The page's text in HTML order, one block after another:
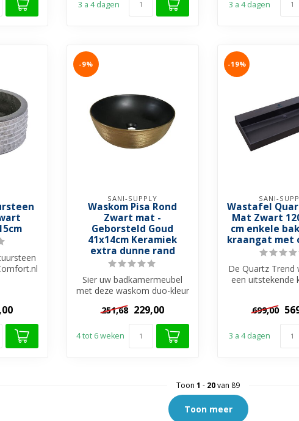
3 a 4 dagen 3 a 4 dagen
-9%
SANI-SUPPLY
Waskom Pisa Rond
Zwart mat -
Geborsteld Goud
41x14cm Keramiek
extra dunne rand
Sier uw badkamermeubel
met deze waskom duo-kleur
Geborstel...
251,68 229,00
4 tot 6 weken
-19%
SANI-
Wastafel
Mat Zwart
cm enkele
kraangat met
De Quartz Trend
een uitstekende
699,00
3 a 4 dagen
Toon 1 - 20van 89
Toon meer